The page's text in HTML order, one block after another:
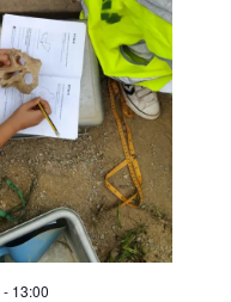
- 13:00